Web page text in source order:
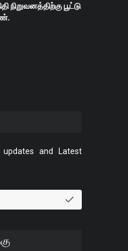
நிறுவனத்திற்கு பூட்டு
and Latest